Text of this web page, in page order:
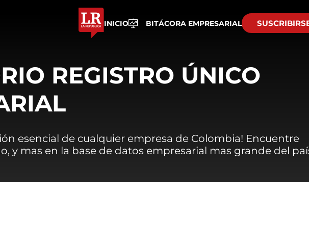
INICIO BITÁCORA EMPRESARIAL
REGISTRO ÚNICO
esencial de cualquier empresa de Colombia! Encuentre
y mas en la base de datos empresarial mas grande del